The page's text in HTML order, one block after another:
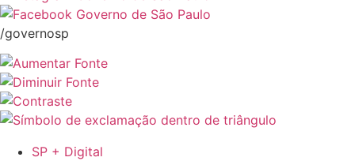
/governosp
SP + Digital